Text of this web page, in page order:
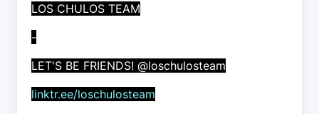
LOS CHULOS TEAM
-
LET'S BE FRIENDS! @loschulosteam
linktr.ee/loschulosteam